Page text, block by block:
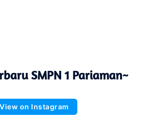
SMPN 1 Pariaman~
View on Instagram